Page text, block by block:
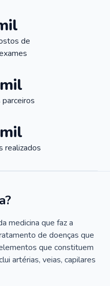
de
realizados
medicina que faz a
de doenças que
que constituem
artérias, veias, capilares